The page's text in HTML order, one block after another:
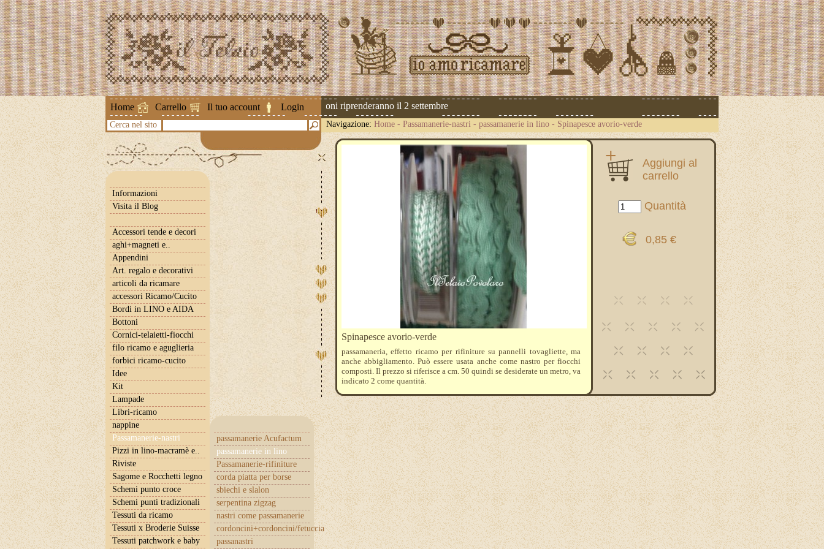
Home Carrello Il tuo account Login
Attenzione ! Le spedizioni riprenderanno il 2 settembre
Cerca nel sito Navigazione: Home - Passamanerie-nastri - passamanerie in lino - Spinapesce avorio-verde
Informazioni
Visita il Blog
Accessori tende e decori
aghi+magneti e..
Appendini
Art. regalo e decorativi
articoli da ricamare
accessori Ricamo/Cucito
Bordi in LINO e AIDA
Bottoni
Cornici-telaietti-fiocchi
filo ricamo e aguglieria
forbici ricamo-cucito
Idee
Kit
Lampade
Libri-ricamo
nappine
Passamanerie-nastri
passamanerie Acufactum
passamanerie in lino
Passamanerie-rifiniture
corda piatta per borse
sbiechi e slalon
serpentina zigzag
nastri come passamanerie
cordoncini+cordoncini/fetuccia
passanastri
Pizzi in lino-macramè e..
Riviste
Sagome e Rocchetti legno
Schemi punto croce
Schemi punti tradizionali
Tessuti da ricamo
Tessuti x Broderie Suisse
Tessuti patchwork e baby
Aggiungi al
carrello
Quantità
0,85 €
Spinapesce avorio-verde
passamaneria, effetto ricamo per rifiniture su pannelli tovagliette, ma
anche abbigliamento. Può essere usata anche come nastro per fiocchi
composti. Il prezzo si riferisce a cm. 50 quindi se desiderate un metro, va
indicato 2 come quantità.